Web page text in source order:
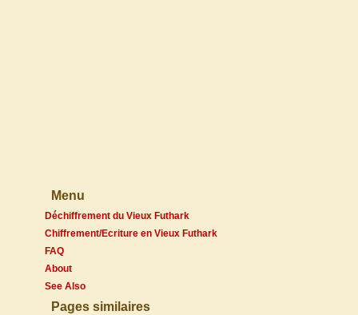
Menu
Déchiffrement du Vieux Futhark
Chiffrement/Ecriture en Vieux Futhark
FAQ
About
See Also
Pages similaires